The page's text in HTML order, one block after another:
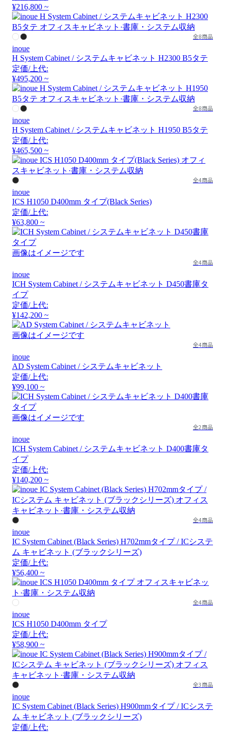
¥216,800 ~
全8商品
inoue
H System Cabinet / システムキャビネット H2300 B5タテ
定価/上代:
¥495,200 ~
全8商品
inoue
H System Cabinet / システムキャビネット H1950 B5タテ
定価/上代:
¥465,500 ~
全4商品
inoue
ICS H1050 D400mm タイプ(Black Series)
定価/上代:
¥63,800 ~
画像はイメージです
全4商品
inoue
ICH System Cabinet / システムキャビネット D450書庫タ
イプ
定価/上代:
¥142,200 ~
画像はイメージです
全4商品
inoue
AD System Cabinet / システムキャビネット
定価/上代:
¥99,100 ~
画像はイメージです
全2商品
inoue
ICH System Cabinet / システムキャビネット D400書庫タ
イプ
定価/上代:
¥140,200 ~
全4商品
inoue
IC System Cabinet (Black Series) H702mmタイプ / ICシステ
ム キャビネット (ブラックシリーズ)
定価/上代:
¥56,400 ~
全4商品
inoue
ICS H1050 D400mm タイプ
定価/上代:
¥58,900 ~
全3商品
inoue
IC System Cabinet (Black Series) H900mmタイプ / ICシステ
ム キャビネット (ブラックシリーズ)
定価/上代: